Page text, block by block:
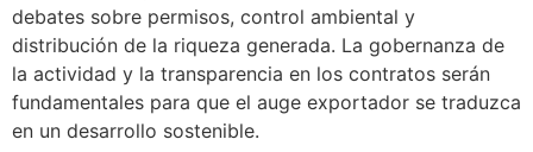
debates sobre permisos, control ambiental y
distribución de la riqueza generada. La gobernanza de
la actividad y la transparencia en los contratos serán
fundamentales para que el auge exportador se traduzca
en un desarrollo sostenible.